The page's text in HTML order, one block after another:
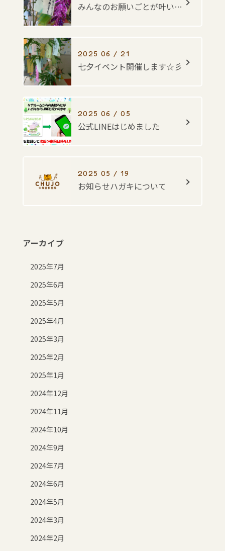
みんなのお願いごとが叶いますように・・・☆彡
2025 06 / 21
七夕イベント開催します☆彡
2025 06 / 05
公式LINEはじめました
2025 05 / 19
お知らせハガキについて
アーカイブ
2025年7月
2025年6月
2025年5月
2025年4月
2025年3月
2025年2月
2025年1月
2024年12月
2024年11月
2024年10月
2024年9月
2024年7月
2024年6月
2024年5月
2024年3月
2024年2月